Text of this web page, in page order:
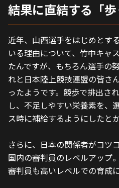
結果に直結する「
近年、山西選手をはじめとす
いる理由について、竹中キャ
たんですが、もちろん選手の
れと日本陸上競技連盟の皆さ
ったようです。競歩で排出さ
し、不足しやすい栄養素を、
ス時に補給するようにしたと
さらに、日本の関係者がコツ
国内の審判員のレベルアップ
審判員も高いレベルでの育成